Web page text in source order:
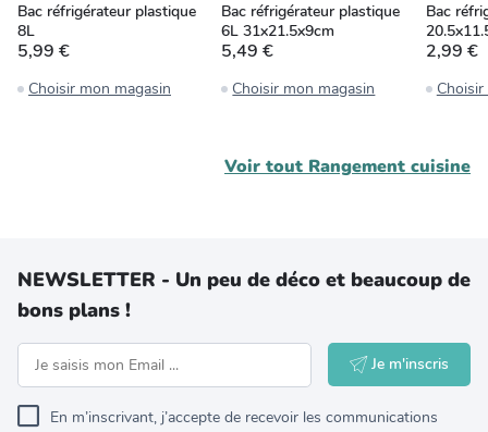
Bac réfrigérateur plastique
8L
5,99 €
Choisir mon magasin
Bac réfrigérateur plastique
6L 31x21.5x9cm
5,49 €
Choisir mon magasin
Bac
2,99 €
Voir tout Rangement cuisine
NEWSLETTER - Un peu de déco et beaucoup de
bons plans !
Je m'inscris
En m’inscrivant, j’accepte de recevoir les communications